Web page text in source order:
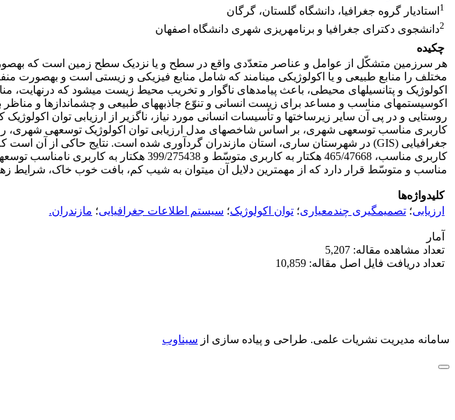
1 استادیار گروه جغرافیا، دانشگاه گلستان، گرگان
2دانشجوی دکترای جغرافیا و برنامه‎ریزی شهری دانشگاه اصفهان
چکیده
مناسب و متوسّط قرار دارد که از مهم‎ترین دلایل آن می‎توان به شیب کم، بافت خوب خاک، شرایط زهکشی مناسب و شرایط اقلیمی مساعد اشاره کرد.
کلیدواژه‌ها
ارزیابی؛ تصمیم‎گیری چندمعیاری ؛ توان اکولوژیک؛ سیستم اطلاعات جغرافیایی؛ مازندران.
آمار
تعداد مشاهده مقاله: 5,207
تعداد دریافت فایل اصل مقاله: 10,859
سامانه مدیریت نشریات علمی. طراحی و پیاده سازی از سیناوب